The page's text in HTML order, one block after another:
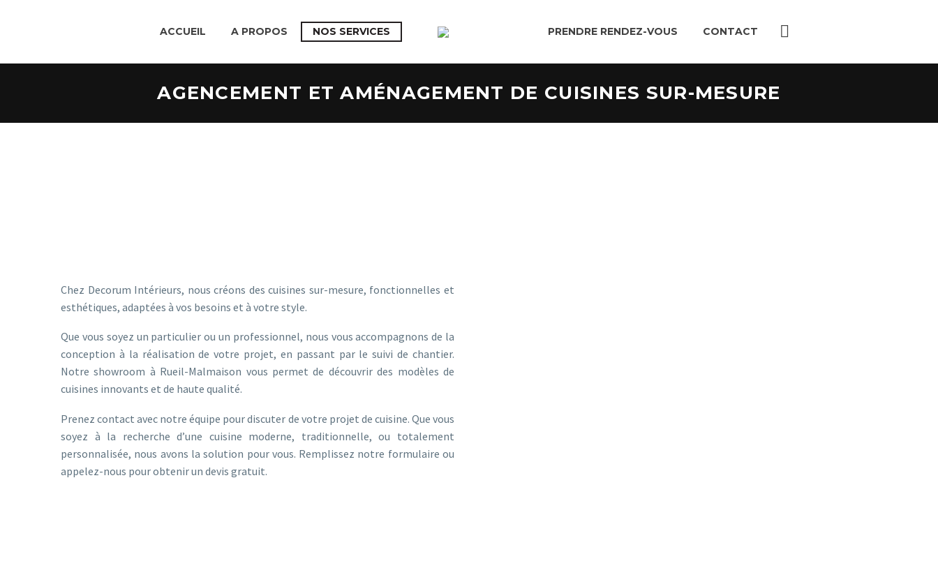
ACCUEIL A PROPOS NOS SERVICES PRENDRE RENDEZ-VOUS CONTACT
AGENCEMENT ET AMÉNAGEMENT DE CUISINES SUR-MESURE
Chez Decorum Intérieurs, nous créons des cuisines sur-mesure, fonctionnelles et
esthétiques, adaptées à vos besoins et à votre style.
Que vous soyez un particulier ou un professionnel, nous vous accompagnons de la
conception à la réalisation de votre projet, en passant par le suivi de chantier.
Notre showroom à Rueil-Malmaison vous permet de découvrir des modèles de
cuisines innovants et de haute qualité.
Prenez contact avec notre équipe pour discuter de votre projet de cuisine. Que vous
soyez à la recherche d’une cuisine moderne, traditionnelle, ou totalement
personnalisée, nous avons la solution pour vous. Remplissez notre formulaire ou
appelez-nous pour obtenir un devis gratuit.